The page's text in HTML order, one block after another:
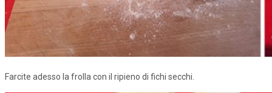
Farcite adesso la frolla con il ripieno di fichi secchi.